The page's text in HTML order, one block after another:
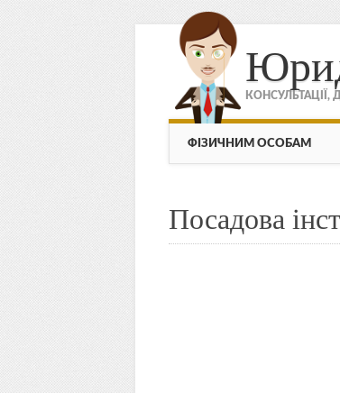
МЕНЮ
Skip to content
ФІЗИЧНИМ ОСОБАМ
Посадова